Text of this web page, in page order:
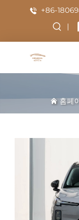
+86-
홈페